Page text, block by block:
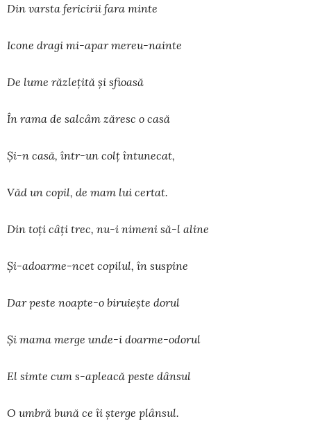
Din varsta fericirii fara minte
Icone dragi mi-apar mereu-nainte
De lume răzlețită și sfioasă
În rama de salcâm zăresc o casă
Și-n casă, într-un colț întunecat,
Văd un copil, de mam lui certat.
Din toți câți trec, nu-i nimeni să-l aline
Și-adoarme-ncet copilul, în suspine
Dar peste noapte-o biruiește dorul
Și mama merge unde-i doarme-odorul
El simte cum s-apleacă peste dânsul
O umbră bună ce îi șterge plânsul.